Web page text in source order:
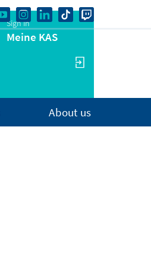
Sign in
Meine KAS
About us